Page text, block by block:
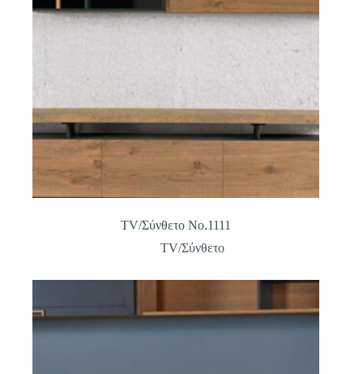
TV/Σύνθετο Νο.1111
TV/Σύνθετο